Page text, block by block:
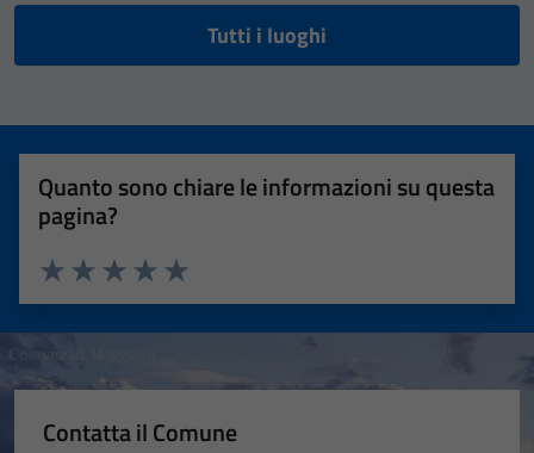
Tutti i luoghi
Quanto sono chiare le informazioni su questa
pagina?
Valuta 5 stelle su 5
Valuta 4 stelle su 5
Valuta 3 stelle su 5
Valuta 2 stelle su 5
Valuta 1 stelle su 5
Contatta il Comune